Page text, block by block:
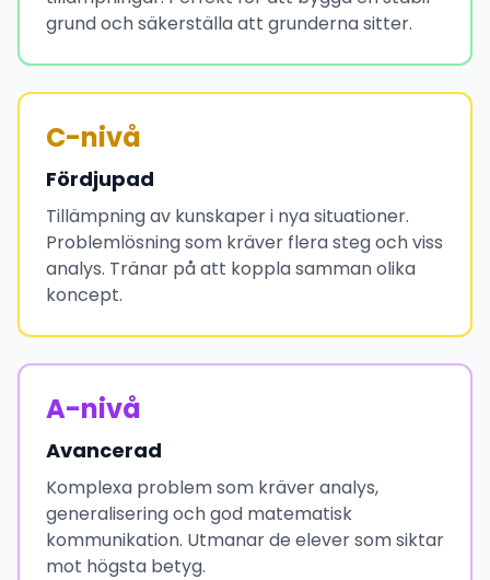
grund och säkerställa att grunderna sitter.
C-nivå
Fördjupad
Tillämpning av kunskaper i nya situationer.
Problemlösning som kräver flera steg och viss
analys. Tränar på att koppla samman olika
koncept.
A-nivå
Avancerad
Komplexa problem som kräver analys,
generalisering och god matematisk
kommunikation. Utmanar de elever som siktar
mot högsta betyg.